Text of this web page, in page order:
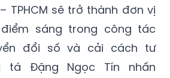
– TPHCM sẽ trở thành đơn vị
sáng trong công tác
đổi số và cải cách tư
tá Đặng Ngọc Tín nhấn